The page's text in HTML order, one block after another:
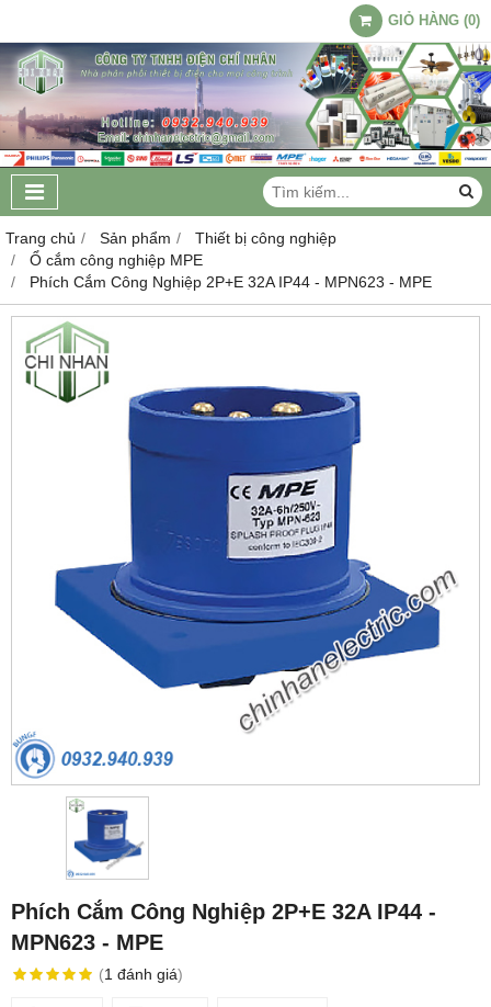
GIỎ HÀNG (0)
Trang chủ Sản phẩm
Thiết bị công nghiệp
Ổ cắm công nghiệp MPE
Phích Cắm Công Nghiệp 2P+E 32A IP44 - MPN623 - MPE
Phích Cắm Công Nghiệp 2P+E 32A IP44 -
MPN623 - MPE
(1 đánh giá)